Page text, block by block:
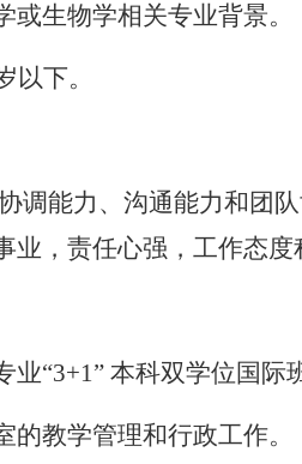
或生物学相关专业背景。
以下。
调能力、沟通能力和团
业，责任心强，工作态
业“3+1” 本科双学位国际
的教学管理和行政工作。